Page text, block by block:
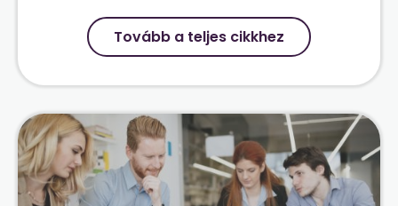
Tovább a teljes cikkhez